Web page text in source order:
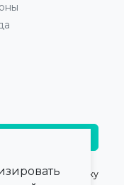
— 2026,ПроКлинику